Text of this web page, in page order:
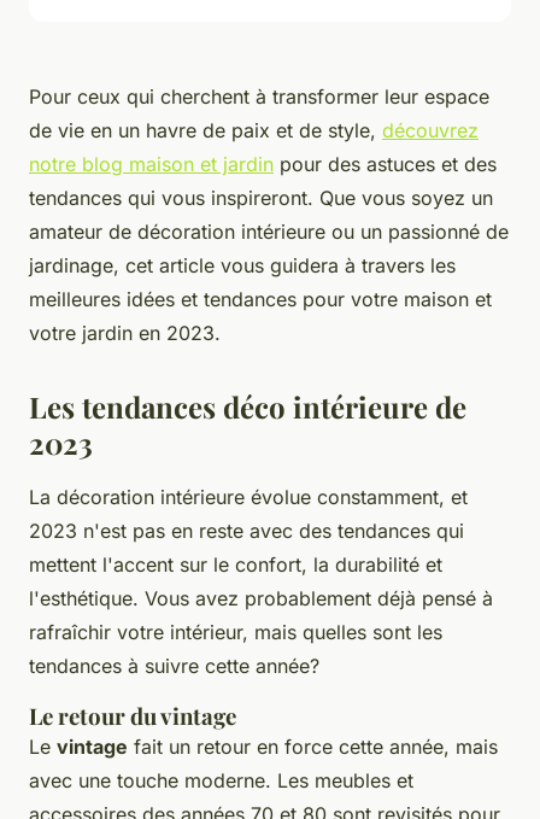
Pour ceux qui cherchent à transformer leur espace
de vie en un havre de paix et de style, découvrez
notre blog maison et jardin pour des astuces et des
tendances qui vous inspireront. Que vous soyez un
amateur de décoration intérieure ou un passionné de
jardinage, cet article vous guidera à travers les
meilleures idées et tendances pour votre maison et
votre jardin en 2023.
Les tendances déco intérieure de
2023
La décoration intérieure évolue constamment, et
2023 n'est pas en reste avec des tendances qui
mettent l'accent sur le confort, la durabilité et
l'esthétique. Vous avez probablement déjà pensé à
rafraîchir votre intérieur, mais quelles sont les
tendances à suivre cette année?
Le retour du vintage
Le vintage fait un retour en force cette année, mais
avec une touche moderne. Les meubles et